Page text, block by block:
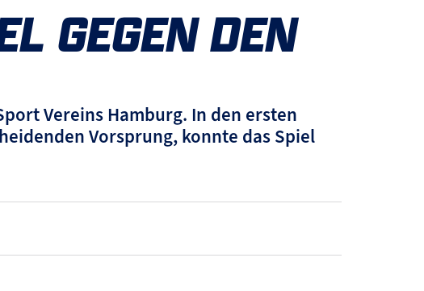
GEGEN DEN
Vereins Hamburg. In den ersten
Vorsprung, konnte das Spiel